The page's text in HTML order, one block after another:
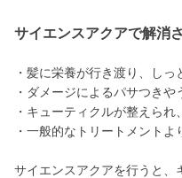
サイエンスアクアで解消
・髪に栄養が行き渡り、し
・ダメージによるパサつきや
・キューティクルが整えられ
・一般的なトリートメントよ
サイエンスアクアを行うと、